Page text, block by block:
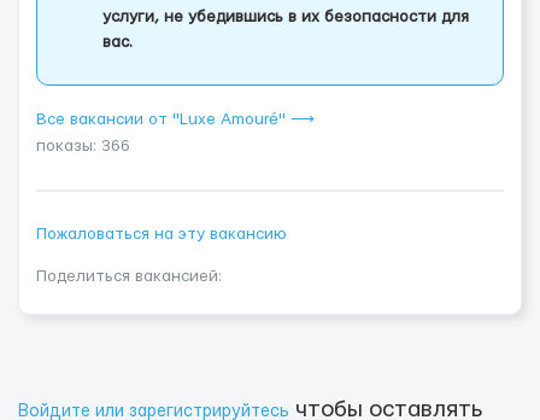
услуги, не убедившись в их безопасности для
вас.
Все вакансии от "Luxe Amouré" ⟶
показы: 366
Пожаловаться на эту вакансию
Поделиться вакансией:
Войдите или зарегистрируйтесь чтобы оставлять